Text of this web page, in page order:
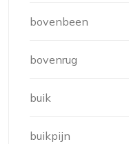
bovenbeen
bovenrug
buik
buikpijn